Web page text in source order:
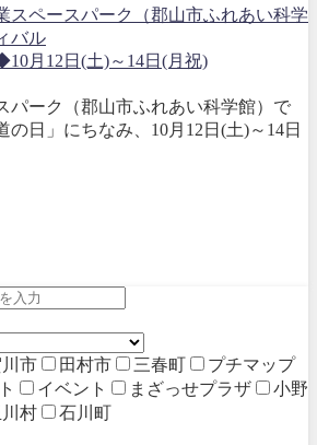
スペースパーク（郡山市ふれあい科学
バル
月12日(土)～14日(月祝)
パーク（郡山市ふれあい科学館）で
の日」にちなみ、10月12日(土)～14日
市 田村市 三春町
プチマップ
イベント まざっせプラザ
小野
村 石川町